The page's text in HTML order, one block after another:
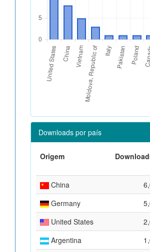
Downloads por país
Origem
China
Germany
United States
Argentina